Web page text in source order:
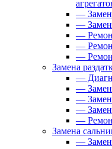
—
—
—
—
—
Замена
—
—
—
—
—
Замена
—